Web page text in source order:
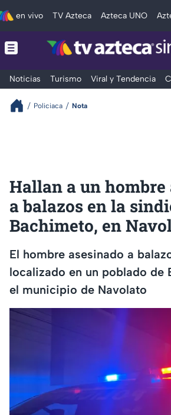
en vivo TV Azteca Azteca UNO
Noticias Turismo Viral y Tendencia
Policiaca Nota
Hallan a un hombre
a balazos en la
Bachimeto, en
El hombre asesinado a
localizado en un poblado de
el municipio de Navolato